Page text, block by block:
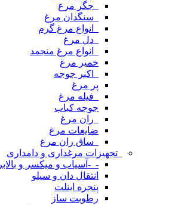
_جگر مرغ
_سنگدان مرغ
_انواع مرغ گرم
_دل مرغ
_انواع مرغ منجمد
خمیر مرغ
_اکبر جوجه
پر مرغ
_فیله مرغ
جوجه کباب
_ران مرغ
ضایعات مرغ
_ساق ران مرغ
_تجهیزات مرغداری و دامداری
-_-آسیاب و میکسر و بالابر
انتقال دان و سیلو
پنجره اینلت
رطوبت ساز